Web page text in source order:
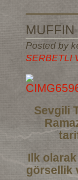
MUFFIN
Posted by
SERBETLI
Sevgili
Ilk
görsellik